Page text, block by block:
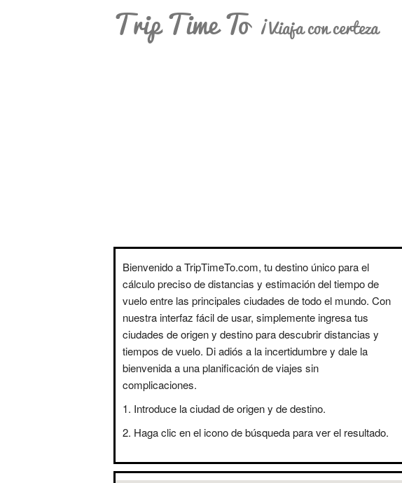
Trip Time To ¡Viaja con certeza
Bienvenido a TripTimeTo.com, tu destino único para el
cálculo preciso de distancias y estimación del tiempo de
vuelo entre las principales ciudades de todo el mundo. Con
nuestra interfaz fácil de usar, simplemente ingresa tus
ciudades de origen y destino para descubrir distancias y
tiempos de vuelo. Di adiós a la incertidumbre y dale la
bienvenida a una planificación de viajes sin
complicaciones.
Introduce la ciudad de origen y de destino.
Haga clic en el icono de búsqueda para ver el resultado.